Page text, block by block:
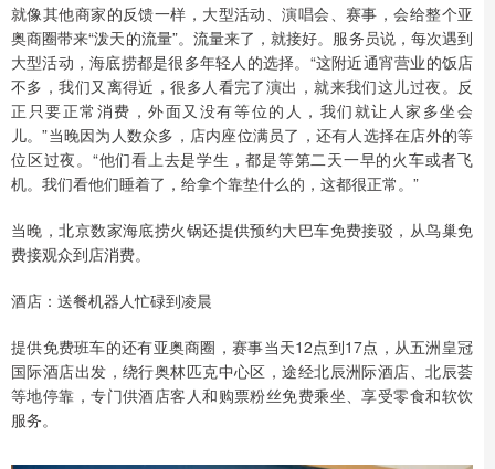
就像其他商家的反馈一样，大型活动、演唱会、赛事，会给整个亚
奥商圈带来“泼天的流量”。流量来了，就接好。服务员说，每次遇到
大型活动，海底捞都是很多年轻人的选择。“这附近通宵营业的饭店
不多，我们又离得近，很多人看完了演出，就来我们这儿过夜。反
正只要正常消费，外面又没有等位的人，我们就让人家多坐会
儿。”当晚因为人数众多，店内座位满员了，还有人选择在店外的等
位区过夜。“他们看上去是学生，都是等第二天一早的火车或者飞
机。我们看他们睡着了，给拿个靠垫什么的，这都很正常。”
当晚，北京数家海底捞火锅还提供预约大巴车免费接驳，从鸟巢免
费接观众到店消费。
酒店：送餐机器人忙碌到凌晨
提供免费班车的还有亚奥商圈，赛事当天12点到17点，从五洲皇冠
国际酒店出发，绕行奥林匹克中心区，途经北辰洲际酒店、北辰荟
等地停靠，专门供酒店客人和购票粉丝免费乘坐、享受零食和软饮
服务。